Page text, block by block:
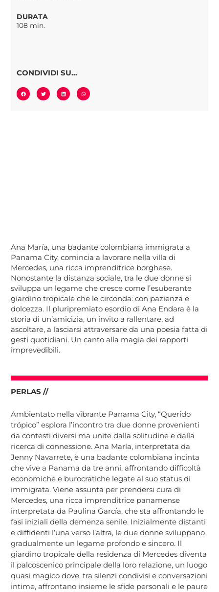
DURATA
108 min.
CONDIVIDI SU...
Ana María, una badante colombiana immigrata a
Panama City, comincia a lavorare nella villa di
Mercedes, una ricca imprenditrice borghese.
Nonostante la distanza sociale, tra le due donne si
sviluppa un legame che cresce come l’esuberante
giardino tropicale che le circonda: con pazienza e
dolcezza. Il pluripremiato esordio di Ana Endara è la
storia di un’amicizia, un invito a rallentare, ad
ascoltare, a lasciarsi attraversare da una poesia fatta di
gesti quotidiani. Un canto alla magia dei rapporti
imprevedibili.
PERLAS //
Ambientato nella vibrante Panama City, “Querido
trópico” esplora l’incontro tra due donne provenienti
da contesti diversi ma unite dalla solitudine e dalla
ricerca di connessione. Ana María, interpretata da
Jenny Navarrete, è una badante colombiana incinta
che vive a Panama da tre anni, affrontando difficoltà
economiche e burocratiche legate al suo status di
immigrata. Viene assunta per prendersi cura di
Mercedes, una ricca imprenditrice panamense
interpretata da Paulina García, che sta affrontando le
fasi iniziali della demenza senile. Inizialmente distanti
e diffidenti l’una verso l’altra, le due donne sviluppano
gradualmente un legame profondo e sincero. Il
giardino tropicale della residenza di Mercedes diventa
il palcoscenico principale della loro relazione, un luogo
quasi magico dove, tra silenzi condivisi e conversazioni
intime, affrontano insieme le sfide personali e le paure